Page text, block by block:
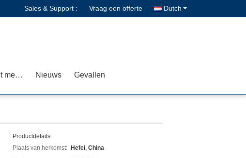
Sales & Support : Vraag een offerte Dutch
Neem contact met ons op Nieuws Gevallen
Productdetails:
Plaats van herkomst:
Hefei, China